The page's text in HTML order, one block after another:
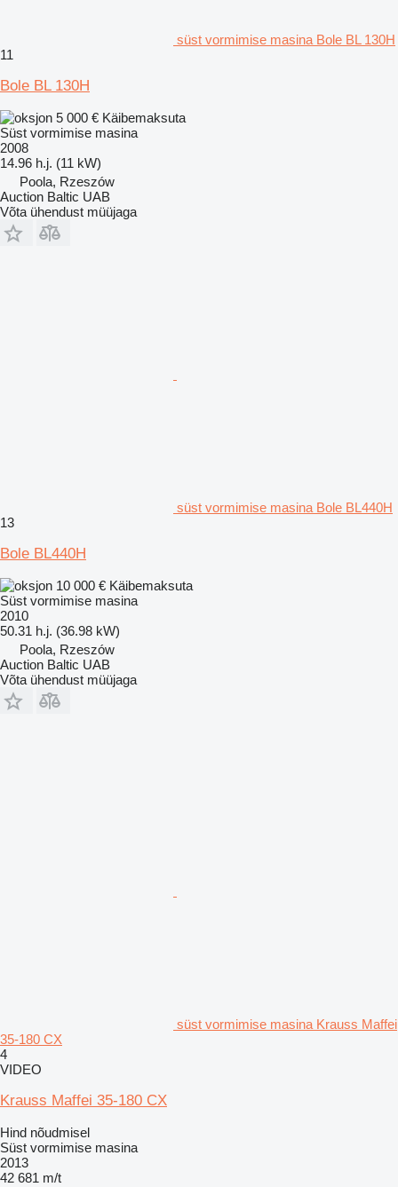
süst vormimise masina Bole BL 130H
11
Bole BL 130H
5 000 € Käibemaksuta
Süst vormimise masina
2008
14.96 h.j. (11 kW)
Poola, Rzeszów
Auction Baltic UAB
Võta ühendust müüjaga
süst vormimise masina Bole BL440H
13
Bole BL440H
10 000 € Käibemaksuta
Süst vormimise masina
2010
50.31 h.j. (36.98 kW)
Poola, Rzeszów
Auction Baltic UAB
Võta ühendust müüjaga
süst vormimise masina Krauss Maffei
35-180 CX
4
VIDEO
Krauss Maffei 35-180 CX
Hind nõudmisel
Süst vormimise masina
2013
42 681 m/t